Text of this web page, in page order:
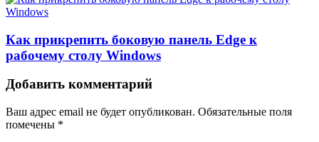
Как прикрепить боковую панель Edge к
рабочему столу Windows
Добавить комментарий
Ваш адрес email не будет опубликован. Обязательные поля
помечены *